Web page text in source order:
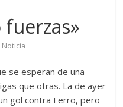
fuerzas»
Noticia
se esperan de una
que otras. La de ayer
gol contra Ferro, pero